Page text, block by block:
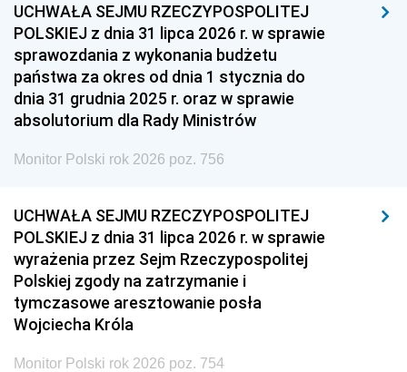
1939 1938 1937
1936 1930
UCHWAŁA SEJMU RZECZYPOSPOLITEJ
POLSKIEJ z dnia 31 lipca 2026 r. w sprawie
sprawozdania z wykonania budżetu
państwa za okres od dnia 1 stycznia do
dnia 31 grudnia 2025 r. oraz w sprawie
absolutorium dla Rady Ministrów
Monitor Polski rok 2026 poz. 756
UCHWAŁA SEJMU RZECZYPOSPOLITEJ
POLSKIEJ z dnia 31 lipca 2026 r. w sprawie
wyrażenia przez Sejm Rzeczypospolitej
Polskiej zgody na zatrzymanie i
tymczasowe aresztowanie posła
Wojciecha Króla
Monitor Polski rok 2026 poz. 754